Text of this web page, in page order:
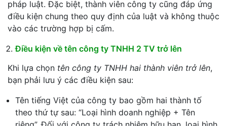
pháp luật. Đặc biệt, thành viên công ty cũng đáp ứng
điều kiện chung theo quy định của luật và không thuộc
vào các trường hợp bị cấm.
Điều kiện về tên công ty TNHH 2 TV trở lên
Khi lựa chọn tên công ty TNHH hai thành viên trở lên,
bạn phải lưu ý các điều kiện sau:
Tên tiếng Việt của công ty bao gồm hai thành tố
theo thứ tự sau: “Loại hình doanh nghiệp + Tên